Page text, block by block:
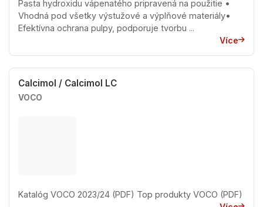
Pasta hydroxidu vápenatého pripravená na použitie •
Vhodná pod všetky výstužové a výplňové materiály•
Efektívna ochrana pulpy, podporuje tvorbu ...
Více
Calcimol / Calcimol LC
VOCO
Katalóg VOCO 2023/24 (PDF) Top produkty VOCO (PDF)